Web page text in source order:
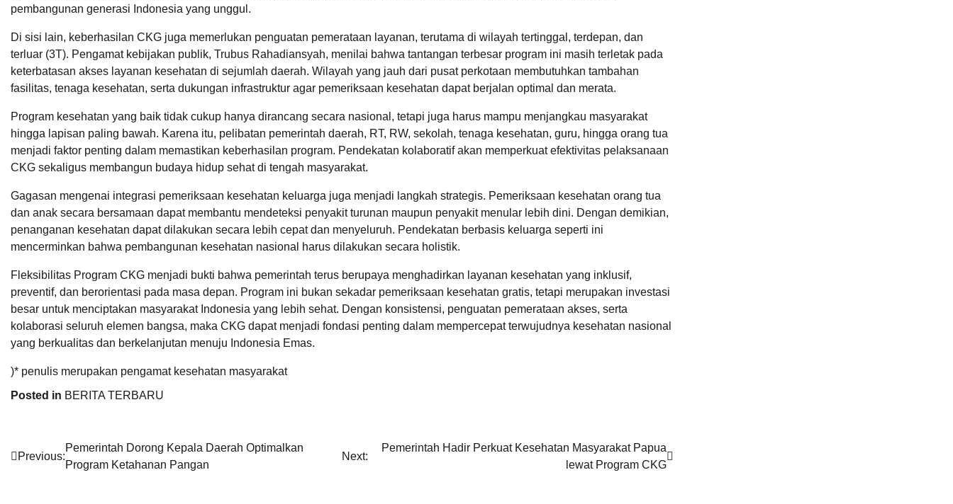
pembangunan generasi Indonesia yang unggul.
Di sisi lain, keberhasilan CKG juga memerlukan penguatan pemerataan layanan, terutama di wilayah tertinggal, terdepan, dan
terluar (3T). Pengamat kebijakan publik, Trubus Rahadiansyah, menilai bahwa tantangan terbesar program ini masih terletak pada
keterbatasan akses layanan kesehatan di sejumlah daerah. Wilayah yang jauh dari pusat perkotaan membutuhkan tambahan
fasilitas, tenaga kesehatan, serta dukungan infrastruktur agar pemeriksaan kesehatan dapat berjalan optimal dan merata.
Program kesehatan yang baik tidak cukup hanya dirancang secara nasional, tetapi juga harus mampu menjangkau masyarakat
hingga lapisan paling bawah. Karena itu, pelibatan pemerintah daerah, RT, RW, sekolah, tenaga kesehatan, guru, hingga orang tua
menjadi faktor penting dalam memastikan keberhasilan program. Pendekatan kolaboratif akan memperkuat efektivitas pelaksanaan
CKG sekaligus membangun budaya hidup sehat di tengah masyarakat.
Gagasan mengenai integrasi pemeriksaan kesehatan keluarga juga menjadi langkah strategis. Pemeriksaan kesehatan orang tua
dan anak secara bersamaan dapat membantu mendeteksi penyakit turunan maupun penyakit menular lebih dini. Dengan demikian,
penanganan kesehatan dapat dilakukan secara lebih cepat dan menyeluruh. Pendekatan berbasis keluarga seperti ini
mencerminkan bahwa pembangunan kesehatan nasional harus dilakukan secara holistik.
Fleksibilitas Program CKG menjadi bukti bahwa pemerintah terus berupaya menghadirkan layanan kesehatan yang inklusif,
preventif, dan berorientasi pada masa depan. Program ini bukan sekadar pemeriksaan kesehatan gratis, tetapi merupakan investasi
besar untuk menciptakan masyarakat Indonesia yang lebih sehat. Dengan konsistensi, penguatan pemerataan akses, serta
kolaborasi seluruh elemen bangsa, maka CKG dapat menjadi fondasi penting dalam mempercepat terwujudnya kesehatan nasional
yang berkualitas dan berkelanjutan menuju Indonesia Emas.
)* penulis merupakan pengamat kesehatan masyarakat
Posted in BERITA TERBARU
Navigasi
Previous:
Pemerintah Dorong Kepala Daerah Optimalkan
Program Ketahanan Pangan
Next:
Pemerintah Hadir Perkuat Kesehatan Masyarakat Papua
lewat Program CKG